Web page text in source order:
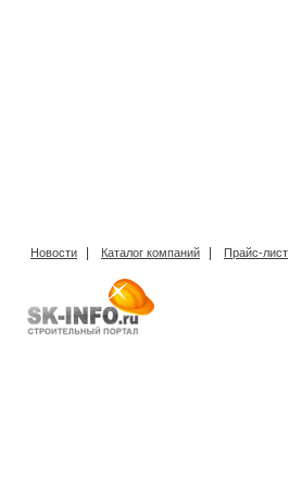
Новости | Каталог компаний | Прайс-лист